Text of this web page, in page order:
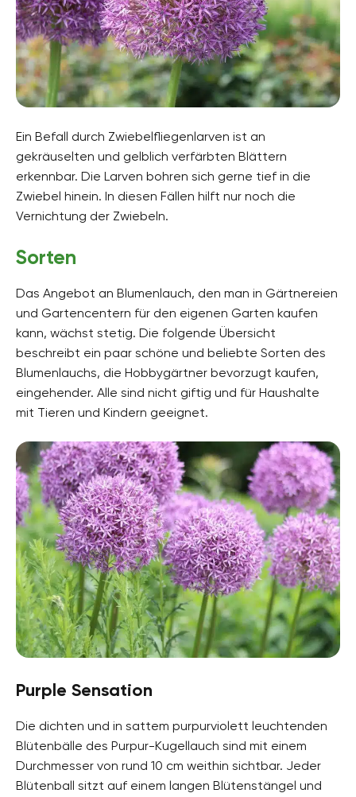
Ein Befall durch Zwiebelfliegenlarven ist an
gekräuselten und gelblich verfärbten Blättern
erkennbar. Die Larven bohren sich gerne tief in die
Zwiebel hinein. In diesen Fällen hilft nur noch die
Vernichtung der Zwiebeln.
Sorten
Das Angebot an Blumenlauch, den man in Gärtnereien
und Gartencentern für den eigenen Garten kaufen
kann, wächst stetig. Die folgende Übersicht
beschreibt ein paar schöne und beliebte Sorten des
Blumenlauchs, die Hobbygärtner bevorzugt kaufen,
eingehender. Alle sind nicht giftig und für Haushalte
mit Tieren und Kindern geeignet.
Purple Sensation
Die dichten und in sattem purpurviolett leuchtenden
Blütenbälle des Purpur-Kugellauch sind mit einem
Durchmesser von rund 10 cm weithin sichtbar. Jeder
Blütenball sitzt auf einem langen Blütenstängel und